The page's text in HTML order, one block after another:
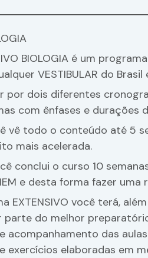
BIOLOGIA é um
VESTIBULAR do Brasil
por dois diferentes
com ênfases e durações
vê todo o conteúdo até 5
mais acelerada.
conclui o curso 10
e desta forma fazer uma
EXTENSIVO você terá,
parte do melhor
acompanhamento das
exercícios elaboradas em